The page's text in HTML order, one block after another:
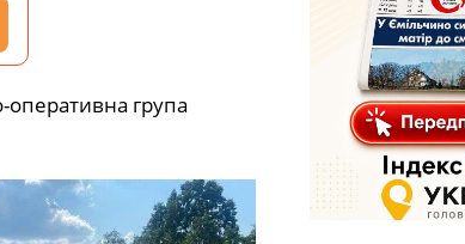
оперативна група